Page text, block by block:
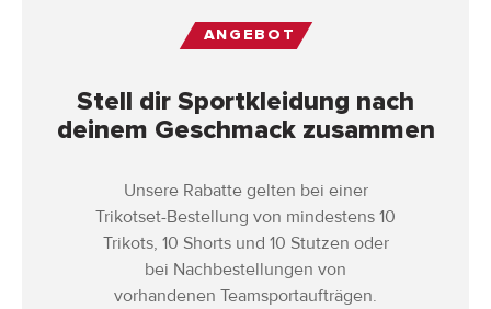
ANGEBOT
Stell dir Sportkleidung nach
deinem Geschmack zusammen
Unsere Rabatte gelten bei einer
Trikotset-Bestellung von mindestens 10
Trikots, 10 Shorts und 10 Stutzen oder
bei Nachbestellungen von
vorhandenen Teamsportaufträgen.